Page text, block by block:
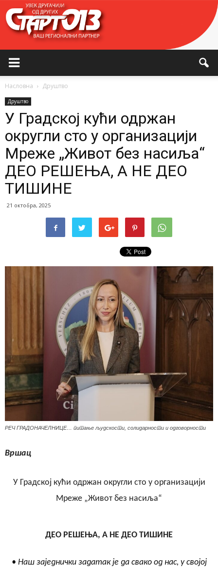
Насловна Друштво
Друштво
У Градској кући одржан
округли сто у организацији
Мреже „Живот без насиља“
ДЕО РЕШЕЊА, А НЕ ДЕО
ТИШИНЕ
21 октобра, 2025
РЕЧ ГРАДОНАЧЕЛНИЦЕ… питање људскости, солидарности и одговорности
Вршац
У Градској кући одржан округли сто у организацији
Мреже „Живот без насиља“
ДЕО РЕШЕЊА, А НЕ ДЕО ТИШИНЕ
• Наш заједнички задатак је да свако од нас, у својој